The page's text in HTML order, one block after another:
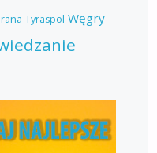
Tyraspol Węgry